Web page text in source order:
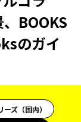
BOOKS
のガイ
ズ（国内）